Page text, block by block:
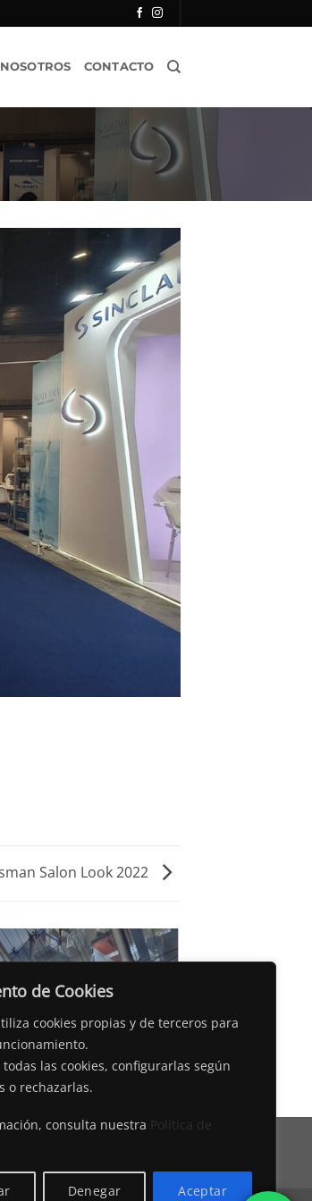
de Cookies
cookies propias y de terceros para
las cookies, configurarlas según
o rechazarlas.
consulta nuestra Política de
Denegar Aceptar
NOSOTROS CONTACTO
Salon Look 2022
INSTITUTE BCN